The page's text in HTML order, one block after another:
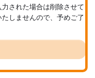
された場合は削除させて
しませんので、予めご了